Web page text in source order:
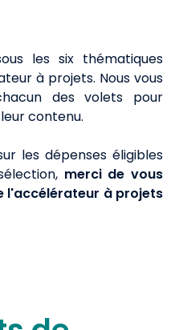
les six thématiques
à projets. Nous vous
des volets pour
contenu.
les dépenses éligibles
merci de vous
l'accélérateur à projets